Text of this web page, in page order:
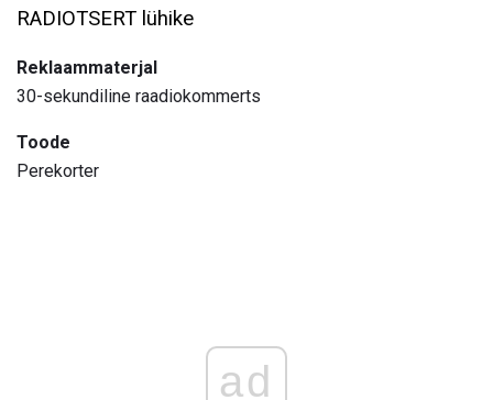
RADIOTSERT lühike
Reklaammaterjal
30-sekundiline raadiokommerts
Toode
Perekorter
ad